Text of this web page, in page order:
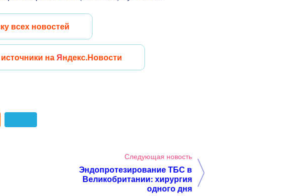
всех новостей
наЯндекс.Новости
Следующая новость
Эндопротезирование ТБС в
Великобритании: хирургия
одного дня